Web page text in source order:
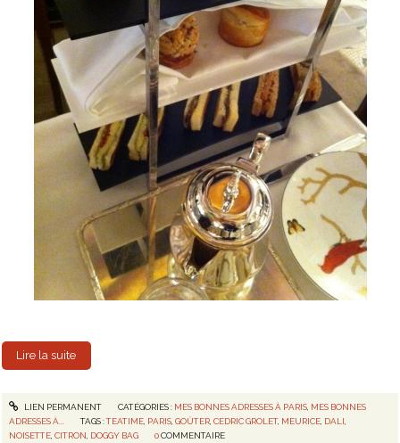
Lire la suite
LIEN PERMANENT CATÉGORIES : MES BONNES ADRESSES À PARIS, MES BONNES
ADRESSES À...
TAGS :TEATIME PARIS ,GOÛTER ,CEDRIC GROLET, MEURICE DALI
NOISETTE ,CITRON DOGGY BAG 0 COMMENTAIRE